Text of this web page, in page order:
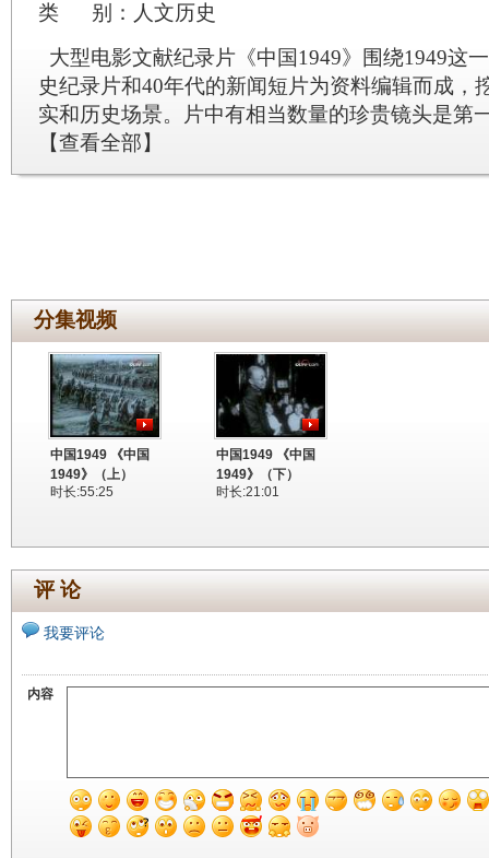
类 别：人文历史
大型电影文献纪录片《中国1949》围绕1949这
史纪录片和40年代的新闻短片为资料编辑而成，
实和历史场景。片中有相当数量的珍贵镜头是第
【查看全部】
分集视频
中国1949 《中国
1949》（上）
时长:55:25
中国1949 《中国
1949》（下）
时长:21:01
评 论
我要评论
内容